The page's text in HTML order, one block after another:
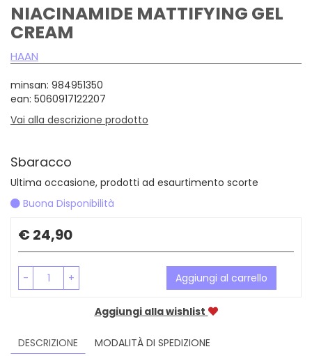
NIACINAMIDE MATTIFYING GEL
CREAM
HAAN
minsan: 984951350
ean: 5060917122207
Vai alla descrizione prodotto
Sbaracco
Ultima occasione, prodotti ad esaurtimento scorte
Buona Disponibilità
Prezzo
€ 24,90
- + Aggiungi al carrello
Aggiungi alla wishlist
DESCRIZIONE
MODALITÀ DI SPEDIZIONE